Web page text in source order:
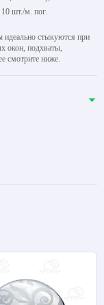
шт./м. пог.
стыкуются при
окон, подхваты,
смотрите ниже.